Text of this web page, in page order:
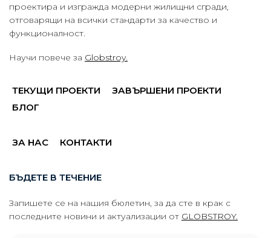
проектира и изгражда модерни жилищни сгради,
отговарящи на всички стандарти за качество и
функционалност.
Научи повече за Globstroy.
ТЕКУЩИ ПРОЕКТИ
ЗАВЪРШЕНИ ПРОЕКТИ
БЛОГ
ЗА НАС КОНТАКТИ
БЪДЕТЕ В ТЕЧЕНИЕ
Запишете се на нашия бюлетин, за да сте в крак с
последните новини и актуализации от GLOBSTROY.